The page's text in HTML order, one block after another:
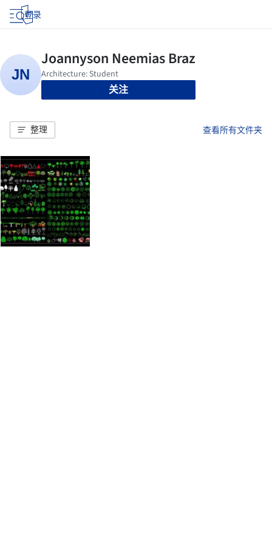
登录
关注
整理 查看所有文件夹